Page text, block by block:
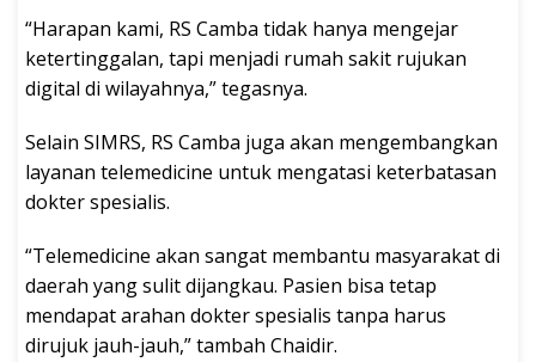
“Harapan kami, RS Camba tidak hanya mengejar
ketertinggalan, tapi menjadi rumah sakit rujukan
digital di wilayahnya,” tegasnya.
Selain SIMRS, RS Camba juga akan mengembangkan
layanan telemedicine untuk mengatasi keterbatasan
dokter spesialis.
“Telemedicine akan sangat membantu masyarakat di
daerah yang sulit dijangkau. Pasien bisa tetap
mendapat arahan dokter spesialis tanpa harus
dirujuk jauh-jauh,” tambah Chaidir.